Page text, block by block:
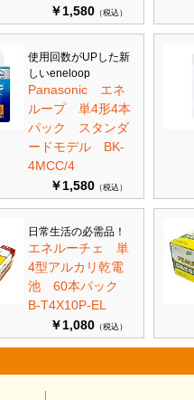
￥1,580 （税込）
使用回数がUPした新
しいeneloop
Panasonic エネ
ループ 単4形4本
パック スタンダ
ードモデル BK-
4MCC/4
￥1,580 （税込）
日常生活の必需品！
エネルーチェ 単
4型アルカリ乾電
池 60本パック
B-T4X10P-EL
￥1,080 （税込）